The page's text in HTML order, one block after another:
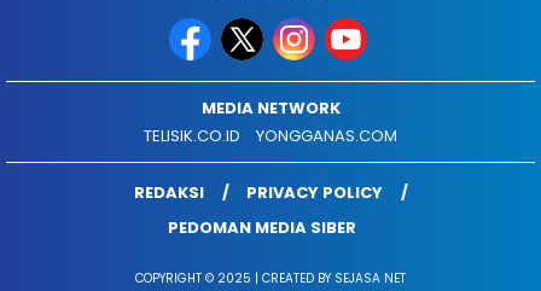
MEDIA NETWORK
TELISIK.CO.ID
YONGGANAS.COM
REDAKSI
PRIVACY POLICY
PEDOMAN MEDIA SIBER
COPYRIGHT © 2025 | CREATED BY SEJASA NET